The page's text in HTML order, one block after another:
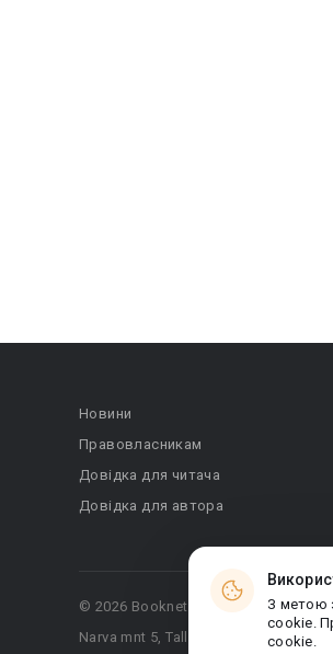
З метою
cookie.
cookie.
Новини
Правовласникам
Довідка для читача
Довідка для автора
© 2026 Booknet. Всі права
Narva mnt 5, Tallinn 10117, Естонія